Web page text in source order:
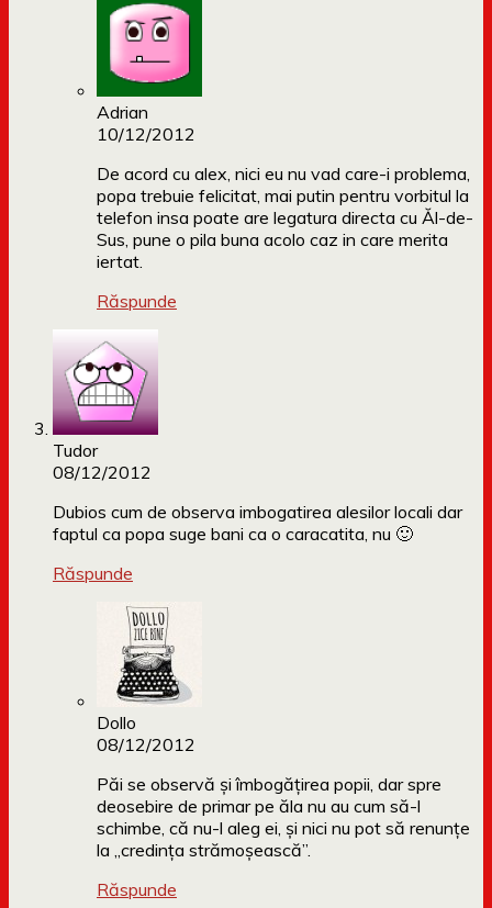
Adrian
10/12/2012
De acord cu alex, nici eu nu vad care-i problema,
popa trebuie felicitat, mai putin pentru vorbitul la
telefon insa poate are legatura directa cu Ăl-de-
Sus, pune o pila buna acolo caz in care merita
iertat.
Răspunde
Tudor
08/12/2012
Dubios cum de observa imbogatirea alesilor locali dar
faptul ca popa suge bani ca o caracatita, nu 🙂
Răspunde
Dollo
08/12/2012
Păi se observă și îmbogățirea popii, dar spre
deosebire de primar pe ăla nu au cum să-l
schimbe, că nu-l aleg ei, și nici nu pot să renunțe
la „credința strămoșească”.
Răspunde